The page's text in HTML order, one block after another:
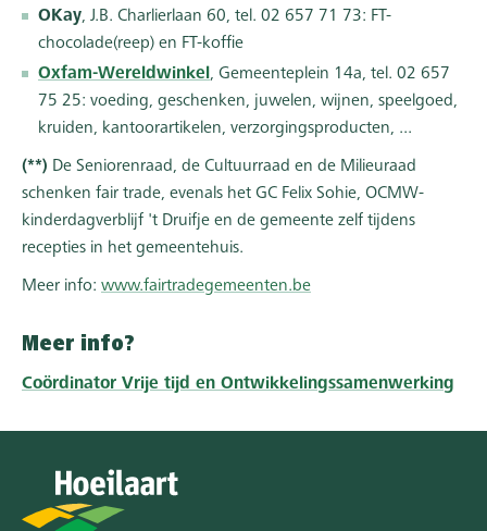
OKay, J.B. Charlierlaan 60, tel. 02 657 71 73: FT-
chocolade(reep) en FT-koffie
Oxfam-Wereldwinkel , Gemeenteplein 14a, tel. 02 657
75 25: voeding, geschenken, juwelen, wijnen, speelgoed,
kruiden, kantoorartikelen, verzorgingsproducten, ...
(**) De Seniorenraad, de Cultuurraad en de Milieuraad
schenken fair trade, evenals het GC Felix Sohie, OCMW-
kinderdagverblijf 't Druifje en de gemeente zelf tijdens
recepties in het gemeentehuis.
Meer info: www.fairtradegemeenten.be
Meer info?
Coördinator Vrije tijd en Ontwikkelingssamenwerking